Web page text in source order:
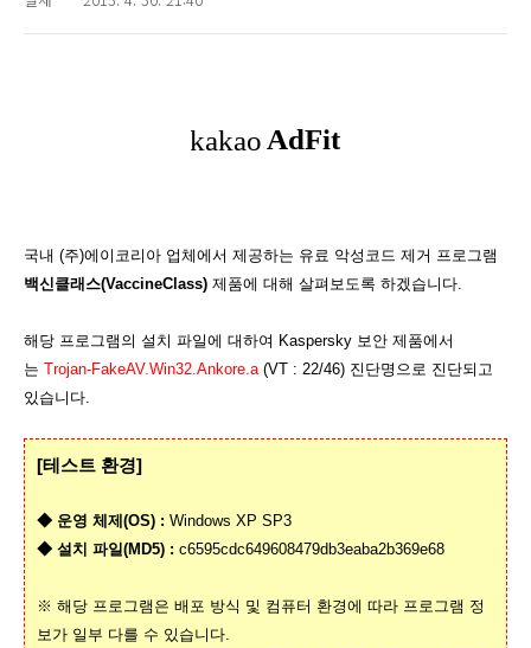
국내 (주)에이코리아 업체에서 제공하는 유료 악성코드 제거 프로그램
백신클래스(VaccineClass) 제품에 대해 살펴보도록 하겠습니다.
해당 프로그램의 설치 파일에 대하여 Kaspersky 보안 제품에서
는 Trojan-FakeAV.Win32.Ankore.a(VT : 22/46) 진단명으로 진단되고
있습니다.
[테스트 환경]
◆ 운영 체제(OS) : Windows XP SP3
◆ 설치 파일(MD5) : c6595cdc649608479db3eaba2b369e68
※ 해당 프로그램은 배포 방식 및 컴퓨터 환경에 따라 프로그램 정
보가 일부 다를 수 있습니다.